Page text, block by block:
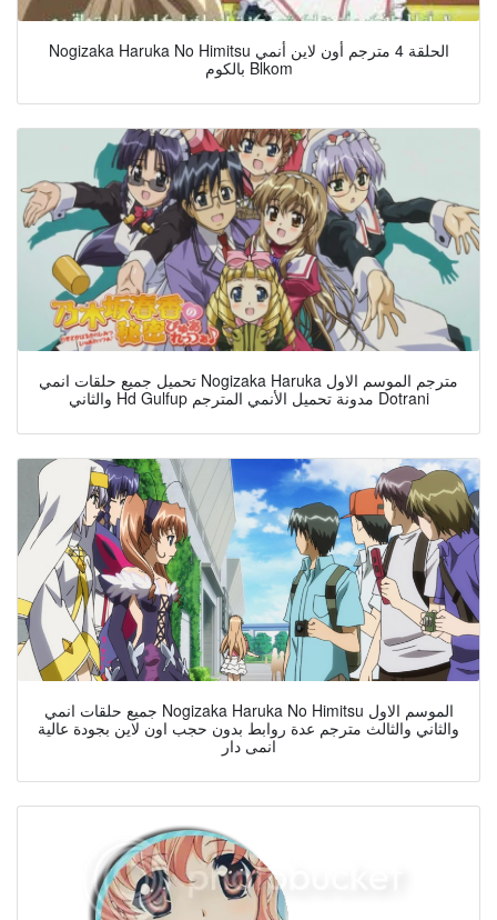
Nogizaka Haruka No Himitsu الحلقة 4 مترجم أون لاين أنمي
بالكوم Blkom
تحميل جميع حلقات انمي Nogizaka Haruka مترجم الموسم الاول
والثاني Hd Gulfup مدونة تحميل الأنمي المترجم Dotrani
جميع حلقات انمي Nogizaka Haruka No Himitsu الموسم الاول
والثاني والثالث مترجم عدة روابط بدون حجب اون لاين بجودة عالية
انمى دار